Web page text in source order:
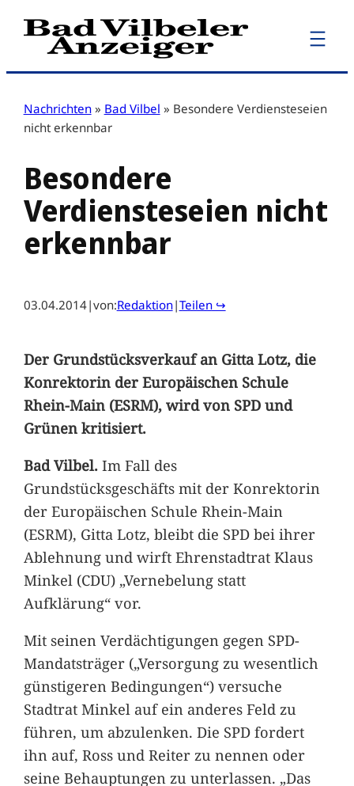
Zum
Inhalt
Nachrichten » Bad Vilbel » Besondere Verdiensteseien
nicht erkennbar
Besondere
Verdiensteseien nicht
erkennbar
03.04.2014|von:Redaktion|Teilen ↪
Der Grundstücksverkauf an Gitta Lotz, die
Konrektorin der Europäischen Schule
Rhein-Main (ESRM), wird von SPD und
Grünen kritisiert.
Bad Vilbel.Im Fall des
Grundstücksgeschäfts mit der Konrektorin
der Europäischen Schule Rhein-Main
(ESRM), Gitta Lotz, bleibt die SPD bei ihrer
Ablehnung und wirft Ehrenstadtrat Klaus
Minkel (CDU) „Vernebelung statt
Aufklärung“ vor.
Mit seinen Verdächtigungen gegen SPD-
Mandatsträger („Versorgung zu wesentlich
günstigeren Bedingungen“) versuche
Stadtrat Minkel auf ein anderes Feld zu
führen, um abzulenken. Die SPD fordert
ihn auf, Ross und Reiter zu nennen oder
seine Behauptungen zu unterlassen. „Das